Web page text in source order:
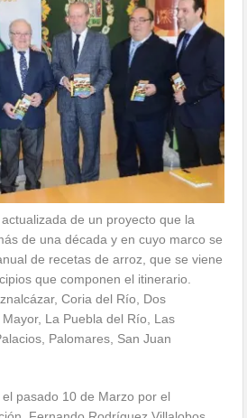
de un proyecto que la
de una década y en cuyo marco se
de recetas de arroz, que se viene
que componen el itinerario.
Coria del Río, Dos
La Puebla del Río, Las
Palomares, San Juan
pasado 10 de Marzo por el